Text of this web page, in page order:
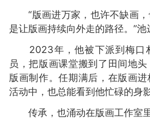
“版画进万家，也许不缺画，
是让版画持续向外走的路径。”池
2023年，他被下派到梅口
员，把版画课堂搬到了田间地
版画制作。任期满后，在版画
活动中，也总能看到他忙碌的身影
传承，也涌动在版画工作室里